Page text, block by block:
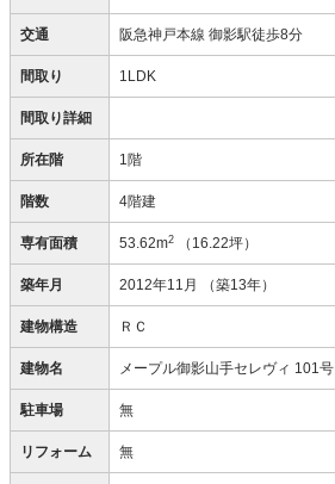
交通 阪急神戸本線 御影駅徒歩8分
間取り 1LDK
間取り詳細
所在階 1階
階数 4階建
専有面積 53.62m2 （16.22坪）
築年月 2012年11月 （築13年）
建物構造 ＲＣ
建物名 メープル御影山手セレヴィ 101号
駐車場 無
リフォーム 無